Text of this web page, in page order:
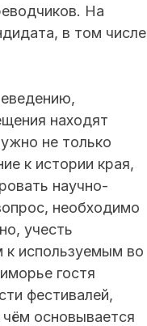
На
в том числе
находят
не только
к истории края,
научно-
необходимо
учесть
к используемым во
гостя
фестивалей,
основывается